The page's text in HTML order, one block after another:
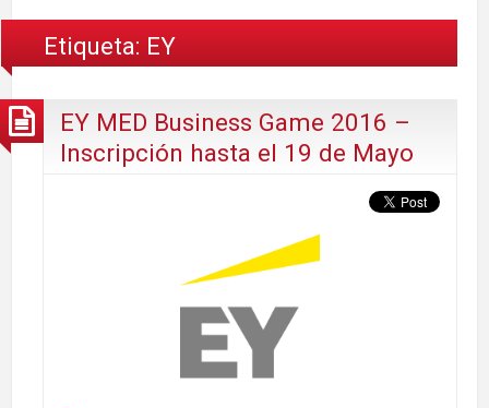
Etiqueta: EY
EY MED Business Game 2016 –
Inscripción hasta el 19 de Mayo